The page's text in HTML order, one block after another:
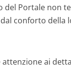
Portale non
conforto della
ai